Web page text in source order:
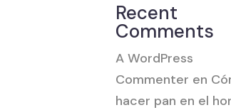
Recent
Comments
A WordPress
Commenter en
hacer pan en el